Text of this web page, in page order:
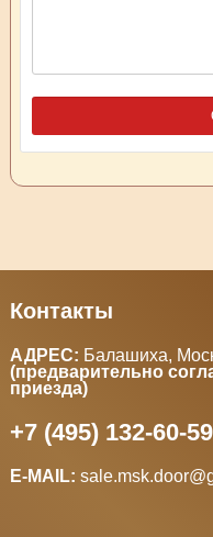
Контакты
АДРЕС: Балашиха,
(предварительно
приезда)
+7 (495) 132-60-59
E-MAIL: